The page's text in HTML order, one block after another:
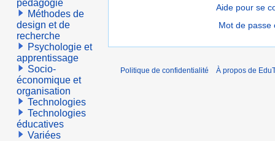
Aide pour se
Mot de passe
pédagogie
Méthodes de
design et de
recherche
Psychologie et
apprentissage
Socio-
économique et
organisation
Technologies
Technologies
éducatives
Variées
Politique de confidentialité À propos de